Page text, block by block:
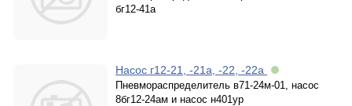
бг12-41а
Насос г12-21, -21а, -22, -22а
Пневмораспределитель в71-24м-01, насос
8бг12-24ам и насос н401ур